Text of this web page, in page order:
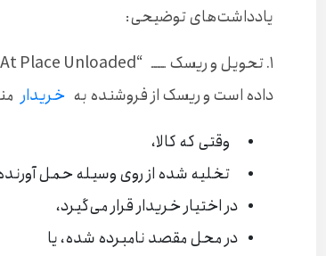
یادداشت‌های توضیحی:
۱. تحویل و ریسک ــــ
داده است و ریسک از فروشنده به خریدار
وقتی که کالا،
تخلیه شده از روی وسیله حمل آورنده
در اختیار خریدار قرار می‌گیرد،
در محل مقصد نامبرده شده، یا